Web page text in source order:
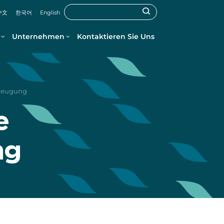
文 한국어 English
Unternehmen Kontaktieren Sie Uns